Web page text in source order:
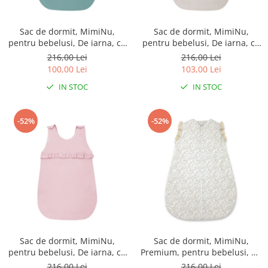
Sac de dormit, MimiNu,
pentru bebelusi, De iarna, cu
volanase, din bumbac, cu
fermoar lateral, cu capse pe
umar, 70 cm, 0 - 6 luni, 2.5
Tog, Colectia Royal, Nepal
216,00 Lei
100,00 Lei
IN STOC
Sac de dormit, MimiNu,
pentru bebelusi, De iarna, cu
volanase, din bumbac, cu
fermoar lateral, cu capse pe
umar, 70 cm, 0 - 6 luni, 2.5
Tog, Colectia Royal, Beige
216,00 Lei
103,00 Lei
IN STOC
-52%
Sac de dormit, MimiNu,
pentru bebelusi, De iarna, cu
volanase, din bumbac, cu
-52%
Sac de dormit, MimiNu,
Premium, pentru bebelusi, De
iarna, din bumbac, cu dantela